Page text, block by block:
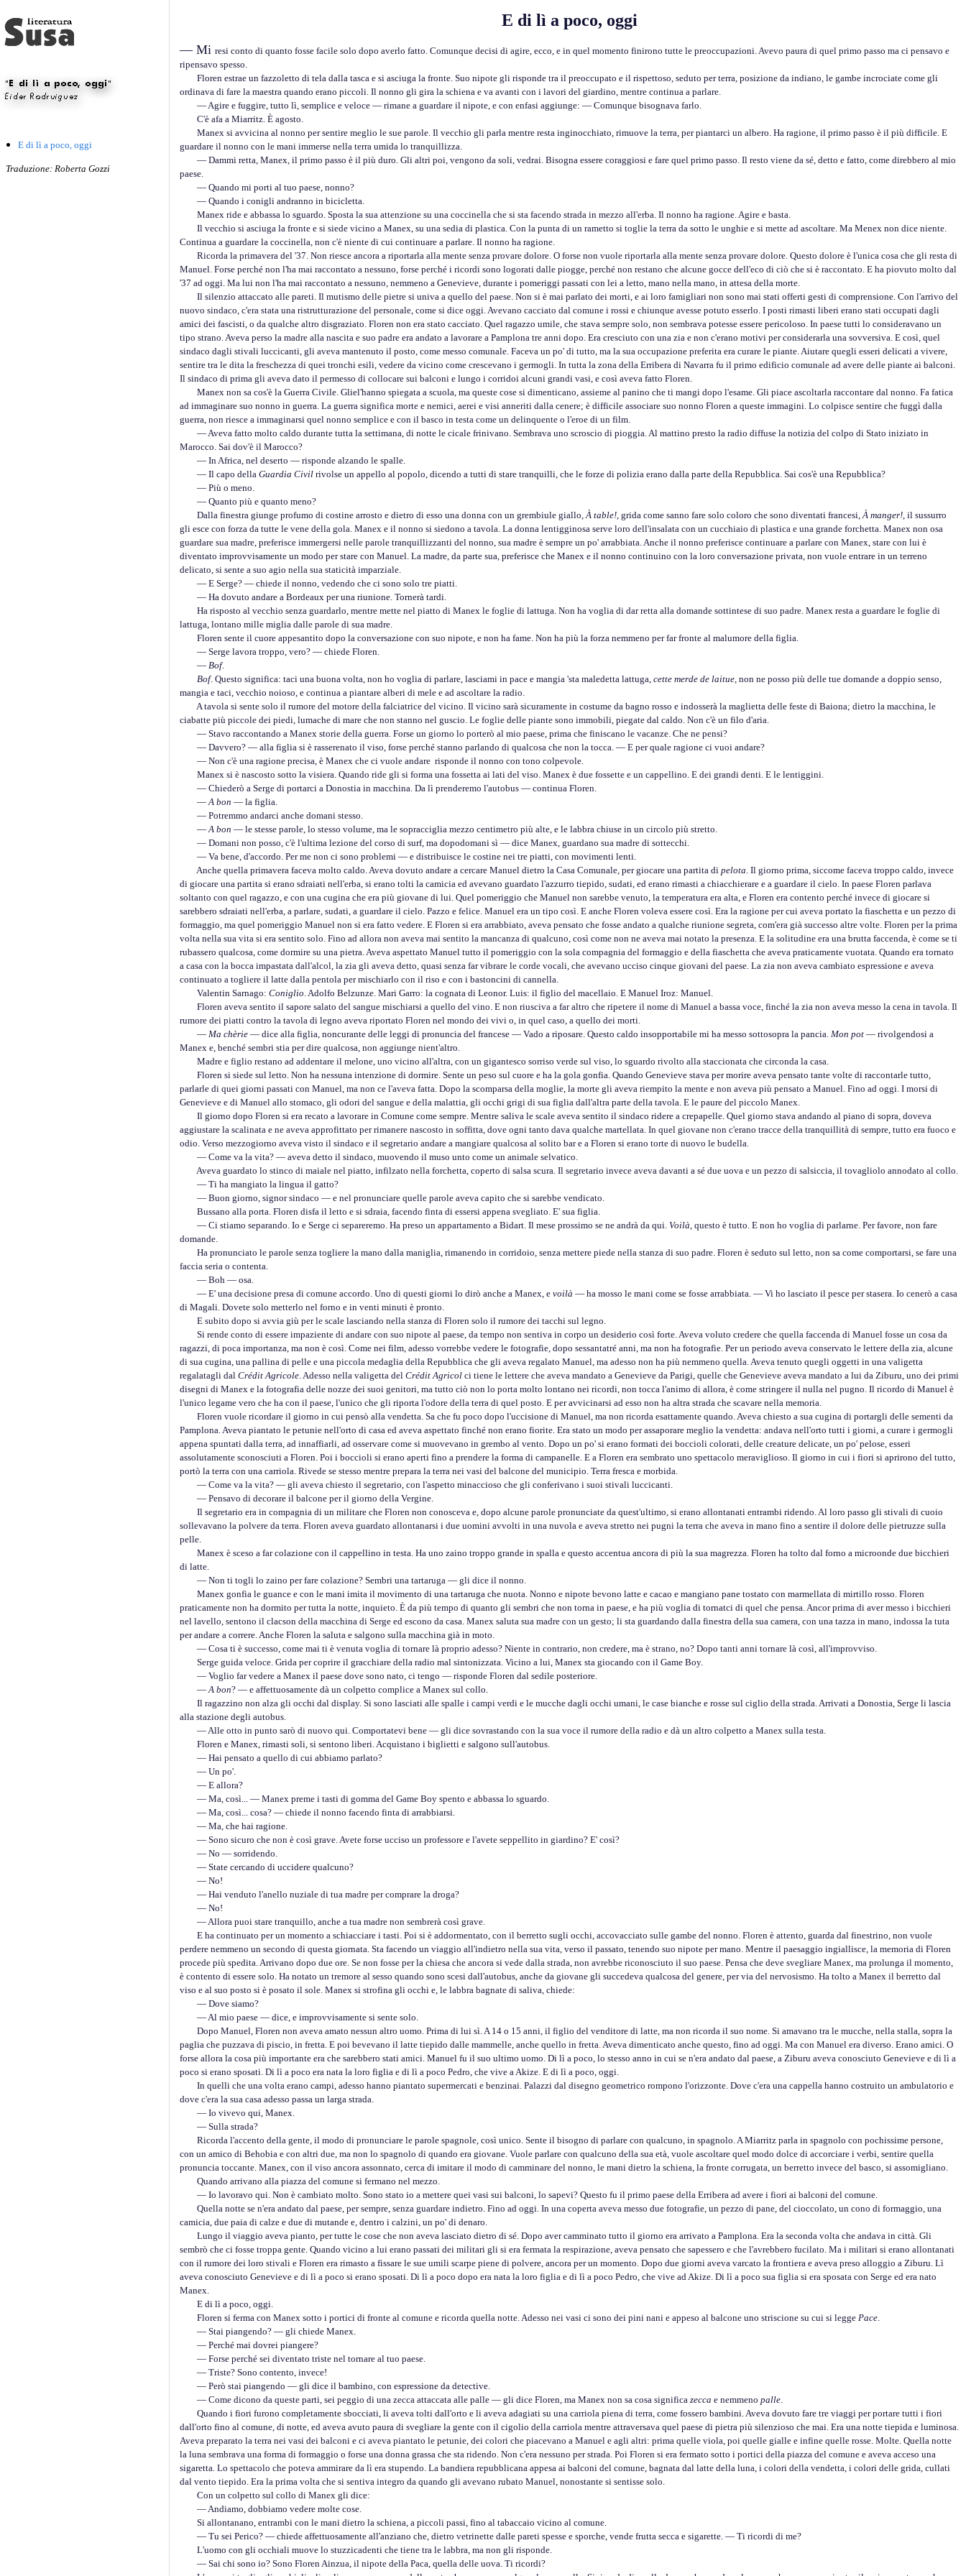
E di lì a poco, oggi
Traduzione: Roberta Gozzi
E di lì a poco, oggi
— Mi resi conto di quanto fosse facile solo dopo averlo fatto. Comunque decisi di agire, ecco, e in quel momento finirono tutte le preoccupazioni. Avevo paura di quel primo passo ma ci pensavo e
ripensavo spesso.
Floren estrae un fazzoletto di tela dalla tasca e si asciuga la fronte. Suo nipote gli risponde tra il preoccupato e il rispettoso, seduto per terra, posizione da indiano, le gambe incrociate come gli
ordinava di fare la maestra quando erano piccoli. Il nonno gli gira la schiena e va avanti con i lavori del giardino, mentre continua a parlare.
— Agire e fuggire, tutto lì, semplice e veloce — rimane a guardare il nipote, e con enfasi aggiunge: — Comunque bisognava farlo.
C'è afa a Miarritz. È agosto.
Manex si avvicina al nonno per sentire meglio le sue parole. Il vecchio gli parla mentre resta inginocchiato, rimuove la terra, per piantarci un albero. Ha ragione, il primo passo è il più difficile. E
guardare il nonno con le mani immerse nella terra umida lo tranquillizza.
— Dammi retta, Manex, il primo passo è il più duro. Gli altri poi, vengono da soli, vedrai. Bisogna essere coraggiosi e fare quel primo passo. Il resto viene da sé, detto e fatto, come direbbero al mio
paese.
— Quando mi porti al tuo paese, nonno?
— Quando i conigli andranno in bicicletta.
Manex ride e abbassa lo sguardo. Sposta la sua attenzione su una coccinella che si sta facendo strada in mezzo all'erba. Il nonno ha ragione. Agire e basta.
Il vecchio si asciuga la fronte e si siede vicino a Manex, su una sedia di plastica. Con la punta di un rametto si toglie la terra da sotto le unghie e si mette ad ascoltare. Ma Menex non dice niente.
Continua a guardare la coccinella, non c'è niente di cui continuare a parlare. Il nonno ha ragione.
Ricorda la primavera del '37. Non riesce ancora a riportarla alla mente senza provare dolore. O forse non vuole riportarla alla mente senza provare dolore. Questo dolore è l'unica cosa che gli resta di
Manuel. Forse perché non l'ha mai raccontato a nessuno, forse perché i ricordi sono logorati dalle piogge, perché non restano che alcune gocce dell'eco di ciò che si è raccontato. E ha piovuto molto dal
'37 ad oggi. Ma lui non l'ha mai raccontato a nessuno, nemmeno a Genevieve, durante i pomeriggi passati con lei a letto, mano nella mano, in attesa della morte.
Il silenzio attaccato alle pareti. Il mutismo delle pietre si univa a quello del paese. Non si è mai parlato dei morti, e ai loro famigliari non sono mai stati offerti gesti di comprensione. Con l'arrivo del
nuovo sindaco, c'era stata una ristrutturazione del personale, come si dice oggi. Avevano cacciato dal comune i rossi e chiunque avesse potuto esserlo. I posti rimasti liberi erano stati occupati dagli
amici dei fascisti, o da qualche altro disgraziato. Floren non era stato cacciato. Quel ragazzo umile, che stava sempre solo, non sembrava potesse essere pericoloso. In paese tutti lo consideravano un
tipo strano. Aveva perso la madre alla nascita e suo padre era andato a lavorare a Pamplona tre anni dopo. Era cresciuto con una zia e non c'erano motivi per considerarla una sovversiva. E così, quel
sindaco dagli stivali luccicanti, gli aveva mantenuto il posto, come messo comunale. Faceva un po' di tutto, ma la sua occupazione preferita era curare le piante. Aiutare quegli esseri delicati a vivere,
sentire tra le dita la freschezza di quei tronchi esili, vedere da vicino come crescevano i germogli. In tutta la zona della Erribera di Navarra fu il primo edificio comunale ad avere delle piante ai balconi.
Il sindaco di prima gli aveva dato il permesso di collocare sui balconi e lungo i corridoi alcuni grandi vasi, e così aveva fatto Floren.
Manex non sa cos'è la Guerra Civile. Gliel'hanno spiegata a scuola, ma queste cose si dimenticano, assieme al panino che ti mangi dopo l'esame. Gli piace ascoltarla raccontare dal nonno. Fa fatica
ad immaginare suo nonno in guerra. La guerra significa morte e nemici, aerei e visi anneriti dalla cenere; è difficile associare suo nonno Floren a queste immagini. Lo colpisce sentire che fuggì dalla
guerra, non riesce a immaginarsi quel nonno semplice e con il basco in testa come un delinquente o l'eroe di un film.
— Aveva fatto molto caldo durante tutta la settimana, di notte le cicale frinivano. Sembrava uno scroscio di pioggia. Al mattino presto la radio diffuse la notizia del colpo di Stato iniziato in
Marocco. Sai dov'è il Marocco?
— In Africa, nel deserto — risponde alzando le spalle.
— Il capo della Guardia Civil rivolse un appello al popolo, dicendo a tutti di stare tranquilli, che le forze di polizia erano dalla parte della Repubblica. Sai cos'è una Repubblica?
— Più o meno.
— Quanto più e quanto meno?
Dalla finestra giunge profumo di costine arrosto e dietro di esso una donna con un grembiule giallo,À table!, grida come sanno fare solo coloro che sono diventati francesi,À manger!, il sussurro
gli esce con forza da tutte le vene della gola. Manex e il nonno si siedono a tavola. La donna lentigginosa serve loro dell'insalata con un cucchiaio di plastica e una grande forchetta. Manex non osa
guardare sua madre, preferisce immergersi nelle parole tranquillizzanti del nonno, sua madre è sempre un po' arrabbiata. Anche il nonno preferisce continuare a parlare con Manex, stare con lui è
diventato improvvisamente un modo per stare con Manuel. La madre, da parte sua, preferisce che Manex e il nonno continuino con la loro conversazione privata, non vuole entrare in un terreno
delicato, si sente a suo agio nella sua staticità imparziale.
— E Serge? — chiede il nonno, vedendo che ci sono solo tre piatti.
— Ha dovuto andare a Bordeaux per una riunione. Tornerà tardi.
Ha risposto al vecchio senza guardarlo, mentre mette nel piatto di Manex le foglie di lattuga. Non ha voglia di dar retta alla domande sottintese di suo padre. Manex resta a guardare le foglie di
lattuga, lontano mille miglia dalle parole di sua madre.
Floren sente il cuore appesantito dopo la conversazione con suo nipote, e non ha fame. Non ha più la forza nemmeno per far fronte al malumore della figlia.
— Serge lavora troppo, vero? — chiede Floren.
— Bof.
Bof. Questo significa: taci una buona volta, non ho voglia di parlare, lasciami in pace e mangia 'sta maledetta lattuga, cette merde de laitue, non ne posso più delle tue domande a doppio senso,
mangia e taci, vecchio noioso, e continua a piantare alberi di mele e ad ascoltare la radio.
A tavola si sente solo il rumore del motore della falciatrice del vicino. Il vicino sarà sicuramente in costume da bagno rosso e indosserà la maglietta delle feste di Baiona; dietro la macchina, le
ciabatte più piccole dei piedi, lumache di mare che non stanno nel guscio. Le foglie delle piante sono immobili, piegate dal caldo. Non c'è un filo d'aria.
— Stavo raccontando a Manex storie della guerra. Forse un giorno lo porterò al mio paese, prima che finiscano le vacanze. Che ne pensi?
— Davvero? — alla figlia si è rasserenato il viso, forse perché stanno parlando di qualcosa che non la tocca. — E per quale ragione ci vuoi andare?
— Non c'è una ragione precisa, è Manex che ci vuole andare ­ risponde il nonno con tono colpevole.
Manex si è nascosto sotto la visiera. Quando ride gli si forma una fossetta ai lati del viso. Manex è due fossette e un cappellino. E dei grandi denti. E le lentiggini.
— Chiederò a Serge di portarci a Donostia in macchina. Da lì prenderemo l'autobus — continua Floren.
—A bon — la figlia.
— Potremmo andarci anche domani stesso.
—A bon — le stesse parole, lo stesso volume, ma le sopracciglia mezzo centimetro più alte, e le labbra chiuse in un circolo più stretto.
— Domani non posso, c'è l'ultima lezione del corso di surf, ma dopodomani sì — dice Manex, guardano sua madre di sottecchi.
— Va bene, d'accordo. Per me non ci sono problemi — e distribuisce le costine nei tre piatti, con movimenti lenti.
Anche quella primavera faceva molto caldo. Aveva dovuto andare a cercare Manuel dietro la Casa Comunale, per giocare una partita di pelota. Il giorno prima, siccome faceva troppo caldo, invece
di giocare una partita si erano sdraiati nell'erba, si erano tolti la camicia ed avevano guardato l'azzurro tiepido, sudati, ed erano rimasti a chiacchierare e a guardare il cielo. In paese Floren parlava
soltanto con quel ragazzo, e con una cugina che era più giovane di lui. Quel pomeriggio che Manuel non sarebbe venuto, la temperatura era alta, e Floren era contento perché invece di giocare si
sarebbero sdraiati nell'erba, a parlare, sudati, a guardare il cielo. Pazzo e felice. Manuel era un tipo così. E anche Floren voleva essere così. Era la ragione per cui aveva portato la fiaschetta e un pezzo di
formaggio, ma quel pomeriggio Manuel non si era fatto vedere. E Floren si era arrabbiato, aveva pensato che fosse andato a qualche riunione segreta, com'era già successo altre volte. Floren per la prima
volta nella sua vita si era sentito solo. Fino ad allora non aveva mai sentito la mancanza di qualcuno, così come non ne aveva mai notato la presenza. E la solitudine era una brutta faccenda, è come se ti
rubassero qualcosa, come dormire su una pietra. Aveva aspettato Manuel tutto il pomeriggio con la sola compagnia del formaggio e della fiaschetta che aveva praticamente vuotata. Quando era tornato
a casa con la bocca impastata dall'alcol, la zia gli aveva detto, quasi senza far vibrare le corde vocali, che avevano ucciso cinque giovani del paese. La zia non aveva cambiato espressione e aveva
continuato a togliere il latte dalla pentola per mischiarlo con il riso e con i bastoncini di cannella.
Valentin Sarnago: Coniglio. Adolfo Belzunze. Mari Garro: la cognata di Leonor. Luis: il figlio del macellaio. E Manuel Iroz: Manuel.
Floren aveva sentito il sapore salato del sangue mischiarsi a quello del vino. E non riusciva a far altro che ripetere il nome di Manuel a bassa voce, finché la zia non aveva messo la cena in tavola. Il
rumore dei piatti contro la tavola di legno aveva riportato Floren nel mondo dei vivi o, in quel caso, a quello dei morti.
— Ma chèrie — dice alla figlia, noncurante delle leggi di pronuncia del francese — Vado a riposare. Questo caldo insopportabile mi ha messo sottosopra la pancia. Mon pot — rivolgendosi a
Manex e, benché sembri stia per dire qualcosa, non aggiunge nient'altro.
Madre e figlio restano ad addentare il melone, uno vicino all'altra, con un gigantesco sorriso verde sul viso, lo sguardo rivolto alla staccionata che circonda la casa.
Floren si siede sul letto. Non ha nessuna intenzione di dormire. Sente un peso sul cuore e ha la gola gonfia. Quando Genevieve stava per morire aveva pensato tante volte di raccontarle tutto,
parlarle di quei giorni passati con Manuel, ma non ce l'aveva fatta. Dopo la scomparsa della moglie, la morte gli aveva riempito la mente e non aveva più pensato a Manuel. Fino ad oggi. I morsi di
Genevieve e di Manuel allo stomaco, gli odori del sangue e della malattia, gli occhi grigi di sua figlia dall'altra parte della tavola. E le paure del piccolo Manex.
Il giorno dopo Floren si era recato a lavorare in Comune come sempre. Mentre saliva le scale aveva sentito il sindaco ridere a crepapelle. Quel giorno stava andando al piano di sopra, doveva
aggiustare la scalinata e ne aveva approfittato per rimanere nascosto in soffitta, dove ogni tanto dava qualche martellata. In quel giovane non c'erano tracce della tranquillità di sempre, tutto era fuoco e
odio. Verso mezzogiorno aveva visto il sindaco e il segretario andare a mangiare qualcosa al solito bar e a Floren si erano torte di nuovo le budella.
— Come va la vita? — aveva detto il sindaco, muovendo il muso unto come un animale selvatico.
Aveva guardato lo stinco di maiale nel piatto, infilzato nella forchetta, coperto di salsa scura. Il segretario invece aveva davanti a sé due uova e un pezzo di salsiccia, il tovagliolo annodato al collo.
— Ti ha mangiato la lingua il gatto?
— Buon giorno, signor sindaco — e nel pronunciare quelle parole aveva capito che si sarebbe vendicato.
Bussano alla porta. Floren disfa il letto e si sdraia, facendo finta di essersi appena svegliato. E' sua figlia.
— Ci stiamo separando. Io e Serge ci separeremo. Ha preso un appartamento a Bidart. Il mese prossimo se ne andrà da qui. Voilà, questo è tutto. E non ho voglia di parlarne. Per favore, non fare
domande.
Ha pronunciato le parole senza togliere la mano dalla maniglia, rimanendo in corridoio, senza mettere piede nella stanza di suo padre. Floren è seduto sul letto, non sa come comportarsi, se fare una
faccia seria o contenta.
— Boh — osa.
— E' una decisione presa di comune accordo. Uno di questi giorni lo dirò anche a Manex, e voilà — ha mosso le mani come se fosse arrabbiata. — Vi ho lasciato il pesce per stasera. Io cenerò a casa
di Magali. Dovete solo metterlo nel forno e in venti minuti è pronto.
E subito dopo si avvia giù per le scale lasciando nella stanza di Floren solo il rumore dei tacchi sul legno.
Si rende conto di essere impaziente di andare con suo nipote al paese, da tempo non sentiva in corpo un desiderio così forte. Aveva voluto credere che quella faccenda di Manuel fosse un cosa da
ragazzi, di poca importanza, ma non è così. Come nei film, adesso vorrebbe vedere le fotografie, dopo sessantatré anni, ma non ha fotografie. Per un periodo aveva conservato le lettere della zia, alcune
di sua cugina, una pallina di pelle e una piccola medaglia della Repubblica che gli aveva regalato Manuel, ma adesso non ha più nemmeno quella. Aveva tenuto quegli oggetti in una valigetta
regalatagli dal Crédit Agricole. Adesso nella valigetta del Crédit Agricol ci tiene le lettere che aveva mandato a Genevieve da Parigi, quelle che Genevieve aveva mandato a lui da Ziburu, uno dei primi
disegni di Manex e la fotografia delle nozze dei suoi genitori, ma tutto ciò non lo porta molto lontano nei ricordi, non tocca l'animo di allora, è come stringere il nulla nel pugno. Il ricordo di Manuel è
l'unico legame vero che ha con il paese, l'unico che gli riporta l'odore della terra di quel posto. E per avvicinarsi ad esso non ha altra strada che scavare nella memoria.
Floren vuole ricordare il giorno in cui pensò alla vendetta. Sa che fu poco dopo l'uccisione di Manuel, ma non ricorda esattamente quando. Aveva chiesto a sua cugina di portargli delle sementi da
Pamplona. Aveva piantato le petunie nell'orto di casa ed aveva aspettato finché non erano fiorite. Era stato un modo per assaporare meglio la vendetta: andava nell'orto tutti i giorni, a curare i germogli
appena spuntati dalla terra, ad innaffiarli, ad osservare come si muovevano in grembo al vento. Dopo un po' si erano formati dei boccioli colorati, delle creature delicate, un po' pelose, esseri
assolutamente sconosciuti a Floren. Poi i boccioli si erano aperti fino a prendere la forma di campanelle. E a Floren era sembrato uno spettacolo meraviglioso. Il giorno in cui i fiori si aprirono del tutto,
portò la terra con una carriola. Rivede se stesso mentre prepara la terra nei vasi del balcone del municipio. Terra fresca e morbida.
— Come va la vita? — gli aveva chiesto il segretario, con l'aspetto minaccioso che gli conferivano i suoi stivali luccicanti.
— Pensavo di decorare il balcone per il giorno della Vergine.
Il segretario era in compagnia di un militare che Floren non conosceva e, dopo alcune parole pronunciate da quest'ultimo, si erano allontanati entrambi ridendo. Al loro passo gli stivali di cuoio
sollevavano la polvere da terra. Floren aveva guardato allontanarsi i due uomini avvolti in una nuvola e aveva stretto nei pugni la terra che aveva in mano fino a sentire il dolore delle pietruzze sulla
pelle.
Manex è sceso a far colazione con il cappellino in testa. Ha uno zaino troppo grande in spalla e questo accentua ancora di più la sua magrezza. Floren ha tolto dal forno a microonde due bicchieri
di latte.
— Non ti togli lo zaino per fare colazione? Sembri una tartaruga — gli dice il nonno.
Manex gonfia le guance e con le mani imita il movimento di una tartaruga che nuota. Nonno e nipote bevono latte e cacao e mangiano pane tostato con marmellata di mirtillo rosso. Floren
praticamente non ha dormito per tutta la notte, inquieto. È da più tempo di quanto gli sembri che non torna in paese, e ha più voglia di tornatci di quel che pensa. Ancor prima di aver messo i bicchieri
nel lavello, sentono il clacson della macchina di Serge ed escono da casa. Manex saluta sua madre con un gesto; li sta guardando dalla finestra della sua camera, con una tazza in mano, indossa la tuta
per andare a correre. Anche Floren la saluta e salgono sulla macchina già in moto.
— Cosa ti è successo, come mai ti è venuta voglia di tornare là proprio adesso? Niente in contrario, non credere, ma è strano, no? Dopo tanti anni tornare là così, all'improvviso.
Serge guida veloce. Grida per coprire il gracchiare della radio mal sintonizzata. Vicino a lui, Manex sta giocando con il Game Boy.
— Voglio far vedere a Manex il paese dove sono nato, ci tengo — risponde Floren dal sedile posteriore.
—A bon? — e affettuosamente dà un colpetto complice a Manex sul collo.
Il ragazzino non alza gli occhi dal display. Si sono lasciati alle spalle i campi verdi e le mucche dagli occhi umani, le case bianche e rosse sul ciglio della strada. Arrivati a Donostia, Serge li lascia
alla stazione degli autobus.
— Alle otto in punto sarò di nuovo qui. Comportatevi bene — gli dice sovrastando con la sua voce il rumore della radio e dà un altro colpetto a Manex sulla testa.
Floren e Manex, rimasti soli, si sentono liberi. Acquistano i biglietti e salgono sull'autobus.
— Hai pensato a quello di cui abbiamo parlato?
— Un po'.
— E allora?
— Ma, così... — Manex preme i tasti di gomma del Game Boy spento e abbassa lo sguardo.
— Ma, così... cosa? — chiede il nonno facendo finta di arrabbiarsi.
— Ma, che hai ragione.
— Sono sicuro che non è così grave. Avete forse ucciso un professore e l'avete seppellito in giardino? E' così?
— No — sorridendo.
— State cercando di uccidere qualcuno?
— No!
— Hai venduto l'anello nuziale di tua madre per comprare la droga?
— No!
— Allora puoi stare tranquillo, anche a tua madre non sembrerà così grave.
E ha continuato per un momento a schiacciare i tasti. Poi si è addormentato, con il berretto sugli occhi, accovacciato sulle gambe del nonno. Floren è attento, guarda dal finestrino, non vuole
perdere nemmeno un secondo di questa giornata. Sta facendo un viaggio all'indietro nella sua vita, verso il passato, tenendo suo nipote per mano. Mentre il paesaggio ingiallisce, la memoria di Floren
procede più spedita. Arrivano dopo due ore. Se non fosse per la chiesa che ancora si vede dalla strada, non avrebbe riconosciuto il suo paese. Pensa che deve svegliare Manex, ma prolunga il momento,
è contento di essere solo. Ha notato un tremore al sesso quando sono scesi dall'autobus, anche da giovane gli succedeva qualcosa del genere, per via del nervosismo. Ha tolto a Manex il berretto dal
viso e al suo posto si è posato il sole. Manex si strofina gli occhi e, le labbra bagnate di saliva, chiede:
— Dove siamo?
— Al mio paese — dice, e improvvisamente si sente solo.
Dopo Manuel, Floren non aveva amato nessun altro uomo. Prima di lui sì. A 14 o 15 anni, il figlio del venditore di latte, ma non ricorda il suo nome. Si amavano tra le mucche, nella stalla, sopra la
paglia che puzzava di piscio, in fretta. E poi bevevano il latte tiepido dalle mammelle, anche quello in fretta.Aveva dimenticato anche questo, fino ad oggi. Ma con Manuel era diverso. Erano amici. O
forse allora la cosa più importante era che sarebbero stati amici. Manuel fu il suo ultimo uomo. Di lì a poco, lo stesso anno in cui se n'era andato dal paese, a Ziburu aveva conosciuto Genevieve e di lì a
poco si erano sposati. Di lì a poco era nata la loro figlia e di lì a poco Pedro, che vive a Akize. E di lì a poco, oggi.
In quelli che una volta erano campi, adesso hanno piantato supermercati e benzinai. Palazzi dal disegno geometrico rompono l'orizzonte. Dove c'era una cappella hanno costruito un ambulatorio e
dove c'era la sua casa adesso passa un larga strada.
— Io vivevo qui, Manex.
— Sulla strada?
Ricorda l'accento della gente, il modo di pronunciare le parole spagnole, così unico. Sente il bisogno di parlare con qualcuno, in spagnolo. A Miarritz parla in spagnolo con pochissime persone,
con un amico di Behobia e con altri due, ma non lo spagnolo di quando era giovane. Vuole parlare con qualcuno della sua età, vuole ascoltare quel modo dolce di accorciare i verbi, sentire quella
pronuncia toccante. Manex, con il viso ancora assonnato, cerca di imitare il modo di camminare del nonno, le mani dietro la schiena, la fronte corrugata, un berretto invece del basco, si assomigliano.
Quando arrivano alla piazza del comune si fermano nel mezzo.
— Io lavoravo qui. Non è cambiato molto. Sono stato io a mettere quei vasi sui balconi, lo sapevi? Questo fu il primo paese della Erribera ad avere i fiori ai balconi del comune.
Quella notte se n'era andato dal paese, per sempre, senza guardare indietro. Fino ad oggi. In una coperta aveva messo due fotografie, un pezzo di pane, del cioccolato, un cono di formaggio, una
camicia, due paia di calze e due di mutande e, dentro i calzini, un po' di denaro.
Lungo il viaggio aveva pianto, per tutte le cose che non aveva lasciato dietro di sé. Dopo aver camminato tutto il giorno era arrivato a Pamplona. Era la seconda volta che andava in città. Gli
sembrò che ci fosse troppa gente. Quando vicino a lui erano passati dei militari gli si era fermata la respirazione, aveva pensato che sapessero e che l'avrebbero fucilato. Ma i militari si erano allontanati
con il rumore dei loro stivali e Floren era rimasto a fissare le sue umili scarpe piene di polvere, ancora per un momento. Dopo due giorni aveva varcato la frontiera e aveva preso alloggio a Ziburu. Lì
aveva conosciuto Genevieve e di lì a poco si erano sposati. Di lì a poco dopo era nata la loro figlia e di lì a poco Pedro, che vive ad Akize. Di lì a poco sua figlia si era sposata con Serge ed era nato
Manex.
E di lì a poco, oggi.
Floren si ferma con Manex sotto i portici di fronte al comune e ricorda quella notte. Adesso nei vasi ci sono dei pini nani e appeso al balcone uno striscione su cui si legge Pace.
— Stai piangendo? — gli chiede Manex.
— Perché mai dovrei piangere?
— Forse perché sei diventato triste nel tornare al tuo paese.
— Triste? Sono contento, invece!
— Però stai piangendo — gli dice il bambino, con espressione da detective.
— Come dicono da queste parti, sei peggio di una zecca attaccata alle palle — gli dice Floren, ma Manex non sa cosa significa zecca e nemmeno palle.
Quando i fiori furono completamente sbocciati, li aveva tolti dall'orto e li aveva adagiati su una carriola piena di terra, come fossero bambini. Aveva dovuto fare tre viaggi per portare tutti i fiori
dall'orto fino al comune, di notte, ed aveva avuto paura di svegliare la gente con il cigolio della carriola mentre attraversava quel paese di pietra più silenzioso che mai. Era una notte tiepida e luminosa.
Aveva preparato la terra nei vasi dei balconi e ci aveva piantato le petunie, dei colori che piacevano a Manuel e agli altri: prima quelle viola, poi quelle gialle e infine quelle rosse. Molte. Quella notte
la luna sembrava una forma di formaggio o forse una donna grassa che sta ridendo. Non c'era nessuno per strada. Poi Floren si era fermato sotto i portici della piazza del comune e aveva acceso una
sigaretta. Lo spettacolo che poteva ammirare da lì era stupendo. La bandiera repubblicana appesa ai balconi del comune, bagnata dal latte della luna, i colori della vendetta, i colori delle grida, cullati
dal vento tiepido. Era la prima volta che si sentiva integro da quando gli avevano rubato Manuel, nonostante si sentisse solo.
Con un colpetto sul collo di Manex gli dice:
— Andiamo, dobbiamo vedere molte cose.
Si allontanano, entrambi con le mani dietro la schiena, a piccoli passi, fino al tabaccaio vicino al comune.
— Tu sei Perico? — chiede affettuosamente all'anziano che, dietro vetrinette dalle pareti spesse e sporche, vende frutta secca e sigarette. — Ti ricordi di me?
L'uomo con gli occhiali muove lo stuzzicadenti che tiene tra le labbra, ma non gli risponde.
— Sai chi sono io? Sono Floren Ainzua, il nipote della Paca, quella delle uova. Ti ricordi?